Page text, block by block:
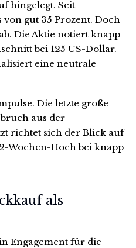
hingelegt. Seit
von gut 35 Prozent. Doch
Die Aktie notiert knapp
bei 125 US-Dollar.
eine neutrale
Die letzte große
aus der
richtet sich der Blick auf
Wochen-Hoch bei knapp
als
Engagement für die